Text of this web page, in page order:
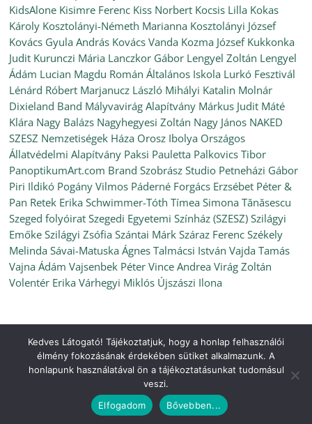
KidsAlone Kisimre Ferenc Kiss Norbert Kocsis Lilla Kokas
Károly Kosztolányi-Németh Marianna Kosztolányi József
Kovács Gyula András Kovács Vanda Kozma József Kukkonka
Judit Kurunczi Mária Lanczkor Gábor Lengyel Zoltán Lengyel
Ádám Lucian Magdu Román Általános Iskola Lurkó Fesztivál
Lénárd Róbert Marjanucz László Mihályi Katalin Molnár
Dixieland Band Mályvavirág Alapítvány Márkus Judit Máté
Klára Nagy Balázs Nagyhegyesi Zoltán Nagy János NAKED
SZESZ Nemzetiségek Háza Orosz Ibolya Országos
Állatvédelmi Alapítvány Paksi Pauletta Palkovics Tibor
PanoptikumArt.com Brand Szobrász Studio Petneházi Gábor
Piri Ildikó Pogány Vilmos Páderné Forgács Erzsébet Péter &
Pan Retek Erika Schwimmer-Tóth Tímea Simona Tănăsescu
Szeged folyóirat Szegedi Egyetemi Színház (SZESZ) Szilágyi
Emőke Szilágyi Zsófia Szántai Márk Száraz Ferenc Székely
Melinda Sávai-Matuska Ágnes Talmácsi István Vajda Tamás
Vajna Ádám Vajsenbek Péter Vince Andrea Virág Zoltán
Volentér Erika Várhegyi Miklós Újszászi Ilona
Copyright © 2026Ünnepi Könyvhét Szeged, 2022. június
rights reserved.
by ThemeGrill. Powered by
Kedves Látogató! Tájékoztatjuk, hogy a honlap felhasználói
élmény fokozásának érdekében sütiket alkalmazunk. A
honlapunk használatával ön a tájékoztatásunkat tudomásul
veszi.
Elfogadom
Bővebben...